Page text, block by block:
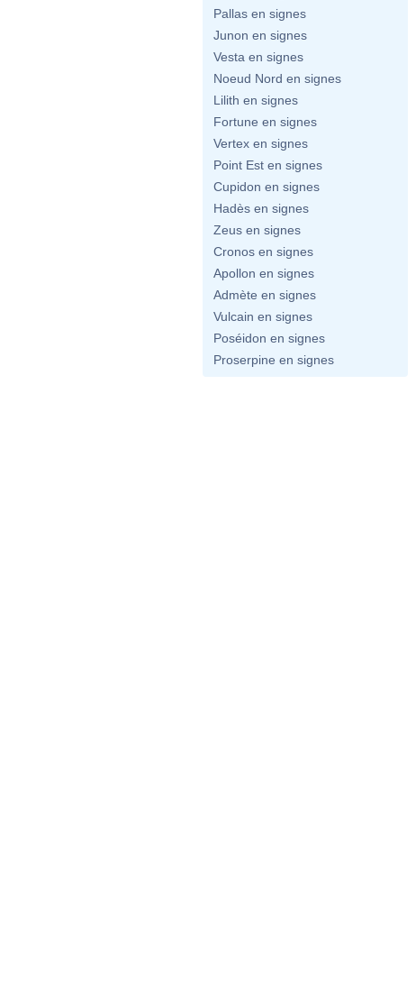
Pallas en signes
Junon en signes
Vesta en signes
Noeud Nord en signes
Lilith en signes
Fortune en signes
Vertex en signes
Point Est en signes
Cupidon en signes
Hadès en signes
Zeus en signes
Cronos en signes
Apollon en signes
Admète en signes
Vulcain en signes
Poséidon en signes
Proserpine en signes